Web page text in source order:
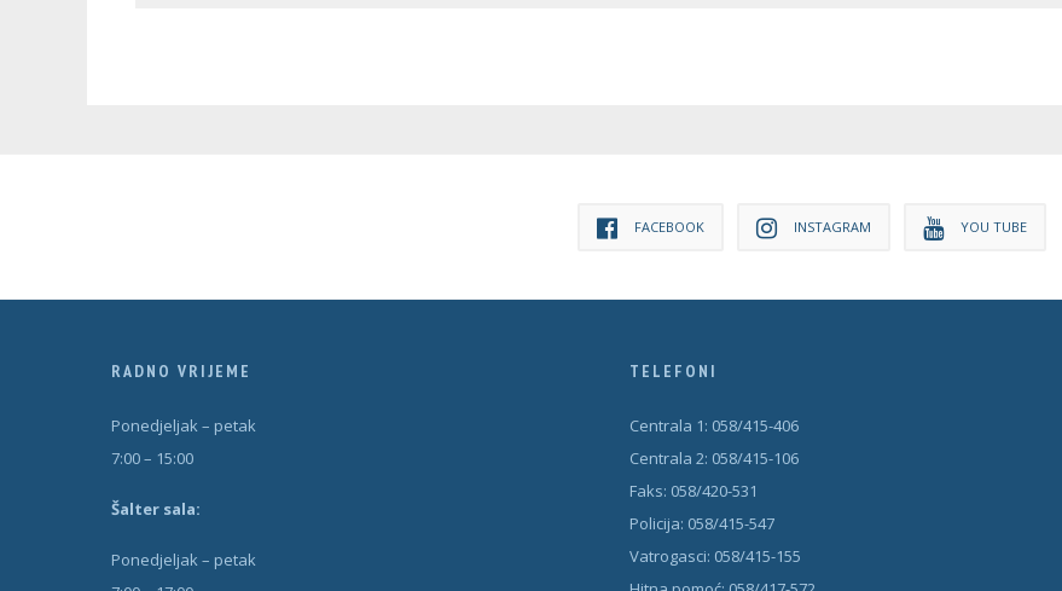
FACEBOOK INSTAGRAM YOU TUBE
RADNO VRIJEME
Ponedjeljak – petak
7:00 – 15:00
Šalter sala:
Ponedjeljak – petak
TELEFONI
Centrala 1: 058/415-406
Centrala 2: 058/415-106
Faks: 058/420-531
Policija: 058/415-547
Vatrogasci: 058/415-155